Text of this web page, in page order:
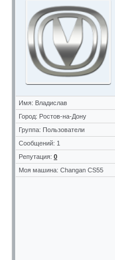
Имя: Владислав
Город: Ростов-на-Дону
Группа: Пользователи
Сообщений: 1
Репутация: 0
Моя машина: Changan CS55